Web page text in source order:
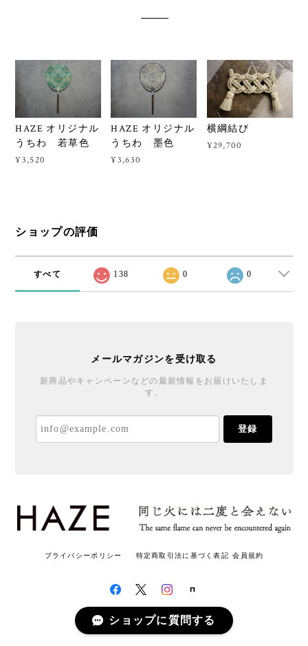
HAZE オリジナル
うちわ 若草色
¥3,520
HAZE オリジナル
うちわ 墨色
¥3,630
横綱結び
¥29,700
ショップの評価
すべて 138 0 0
メールマガジンを受け取る
新商品やキャンペーンなどの最新情報をお届けいたしま
す。
登録
プライバシーポリシー 特定商取引法に基づく表記 会員規約
© HAZE和蝋燭 All rights reserved.
ショップに質問する